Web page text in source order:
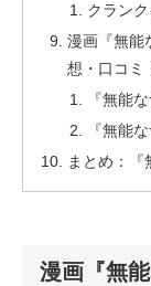
クラン
漫画『無能
想・口コミ
『無能
『無能
まとめ：
漫画『無